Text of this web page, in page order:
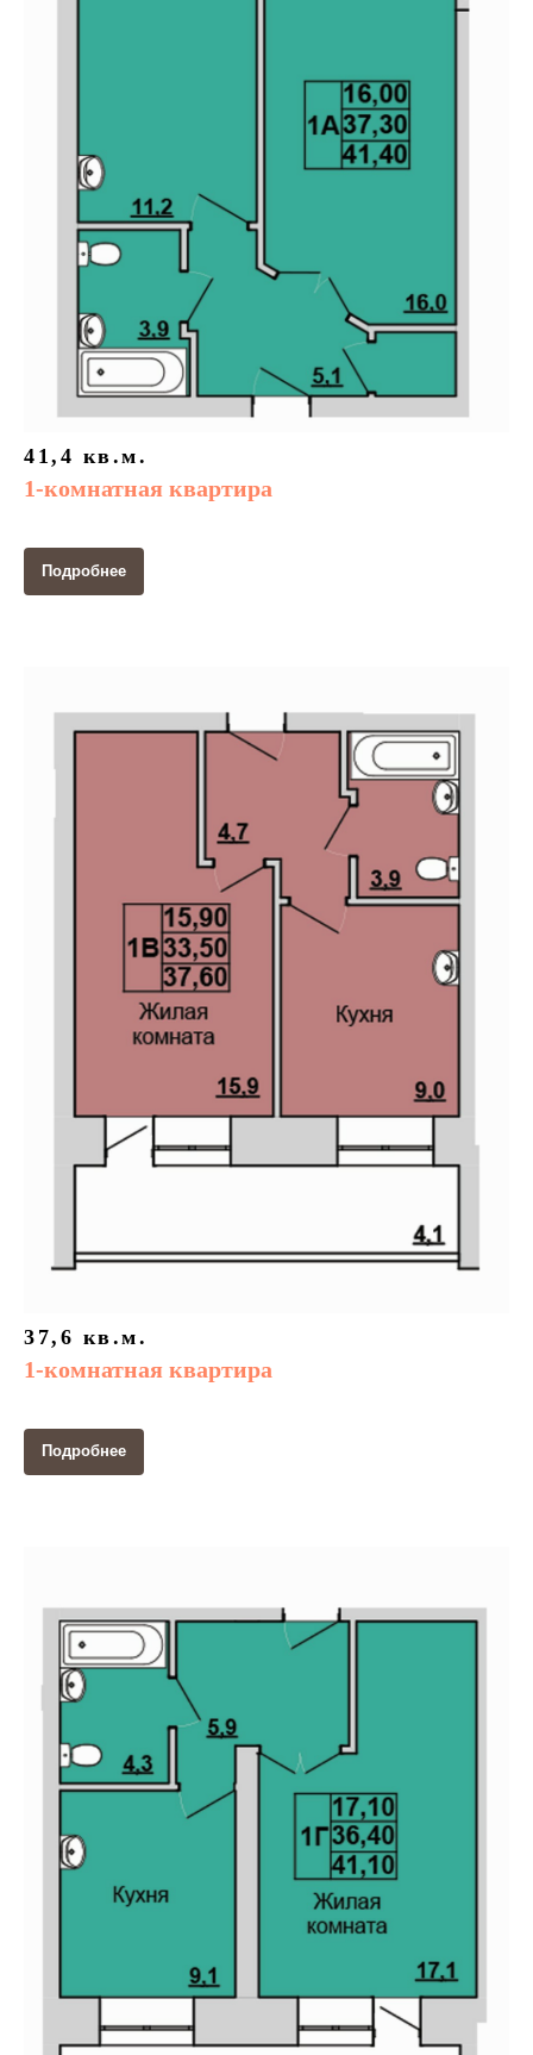
41,4 кв.м.
1-комнатная квартира
Подробнее
37,6 кв.м.
1-комнатная квартира
Подробнее